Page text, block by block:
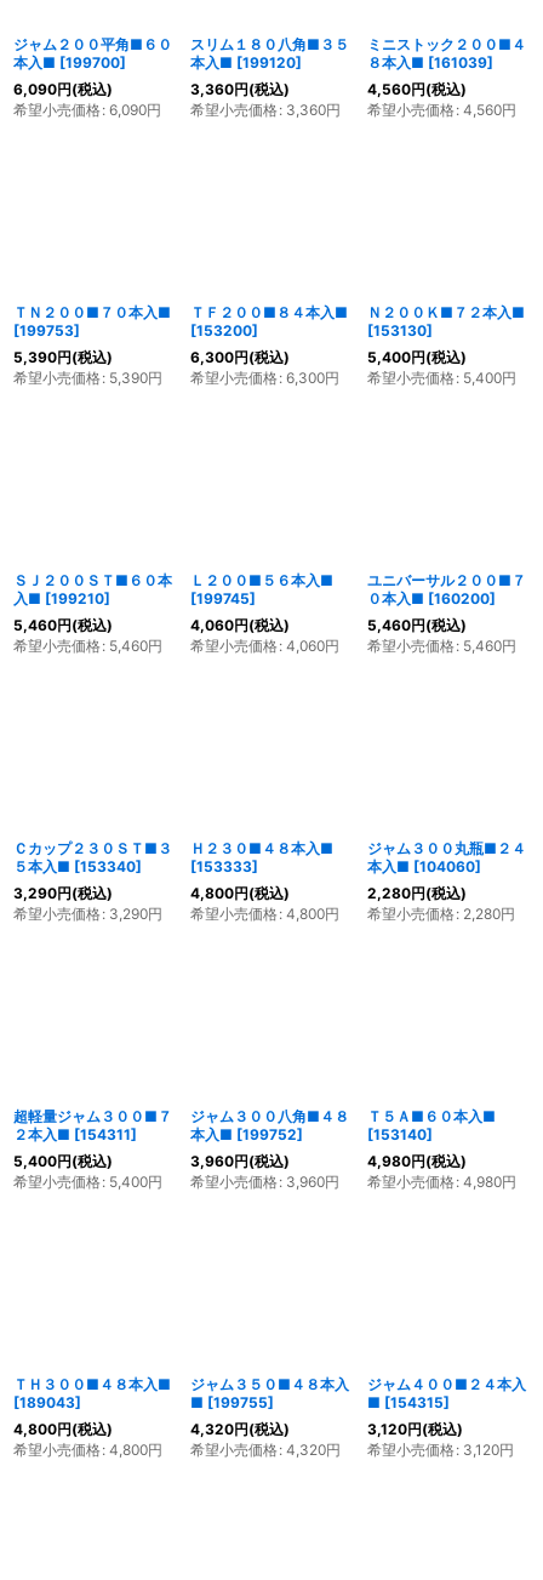
ジャム２００平角■６０
本入■ [199700]
6,090円(税込)
希望小売価格: 6,090円
スリム１８０八角■３５
本入■ [199120]
3,360円(税込)
希望小売価格: 3,360円
ミニストック２００■４
８本入■ [161039]
4,560円(税込)
希望小売価格: 4,560円
ＴＮ２００■７０本入■
[199753]
5,390円(税込)
希望小売価格: 5,390円
ＴＦ２００■８４本入■
[153200]
6,300円(税込)
希望小売価格: 6,300円
Ｎ２００Ｋ■７２本入■
[153130]
5,400円(税込)
希望小売価格: 5,400円
ＳＪ２００ＳＴ■６０本
入■ [199210]
5,460円(税込)
希望小売価格: 5,460円
Ｌ２００■５６本入■
[199745]
4,060円(税込)
希望小売価格: 4,060円
ユニバーサル２００■７
０本入■ [160200]
5,460円(税込)
希望小売価格: 5,460円
Ｃカップ２３０ＳＴ■３
５本入■ [153340]
3,290円(税込)
希望小売価格: 3,290円
Ｈ２３０■４８本入■
[153333]
4,800円(税込)
希望小売価格: 4,800円
ジャム３００丸瓶■２４
本入■ [104060]
2,280円(税込)
希望小売価格: 2,280円
超軽量ジャム３００■７
２本入■ [154311]
5,400円(税込)
希望小売価格: 5,400円
ジャム３００八角■４８
本入■ [199752]
3,960円(税込)
希望小売価格: 3,960円
Ｔ５Ａ■６０本入■
[153140]
4,980円(税込)
希望小売価格: 4,980円
ＴＨ３００■４８本入■
[189043]
4,800円(税込)
希望小売価格: 4,800円
ジャム３５０■４８本入
■ [199755]
4,320円(税込)
希望小売価格: 4,320円
ジャム４００■２４本入
■ [154315]
3,120円(税込)
希望小売価格: 3,120円